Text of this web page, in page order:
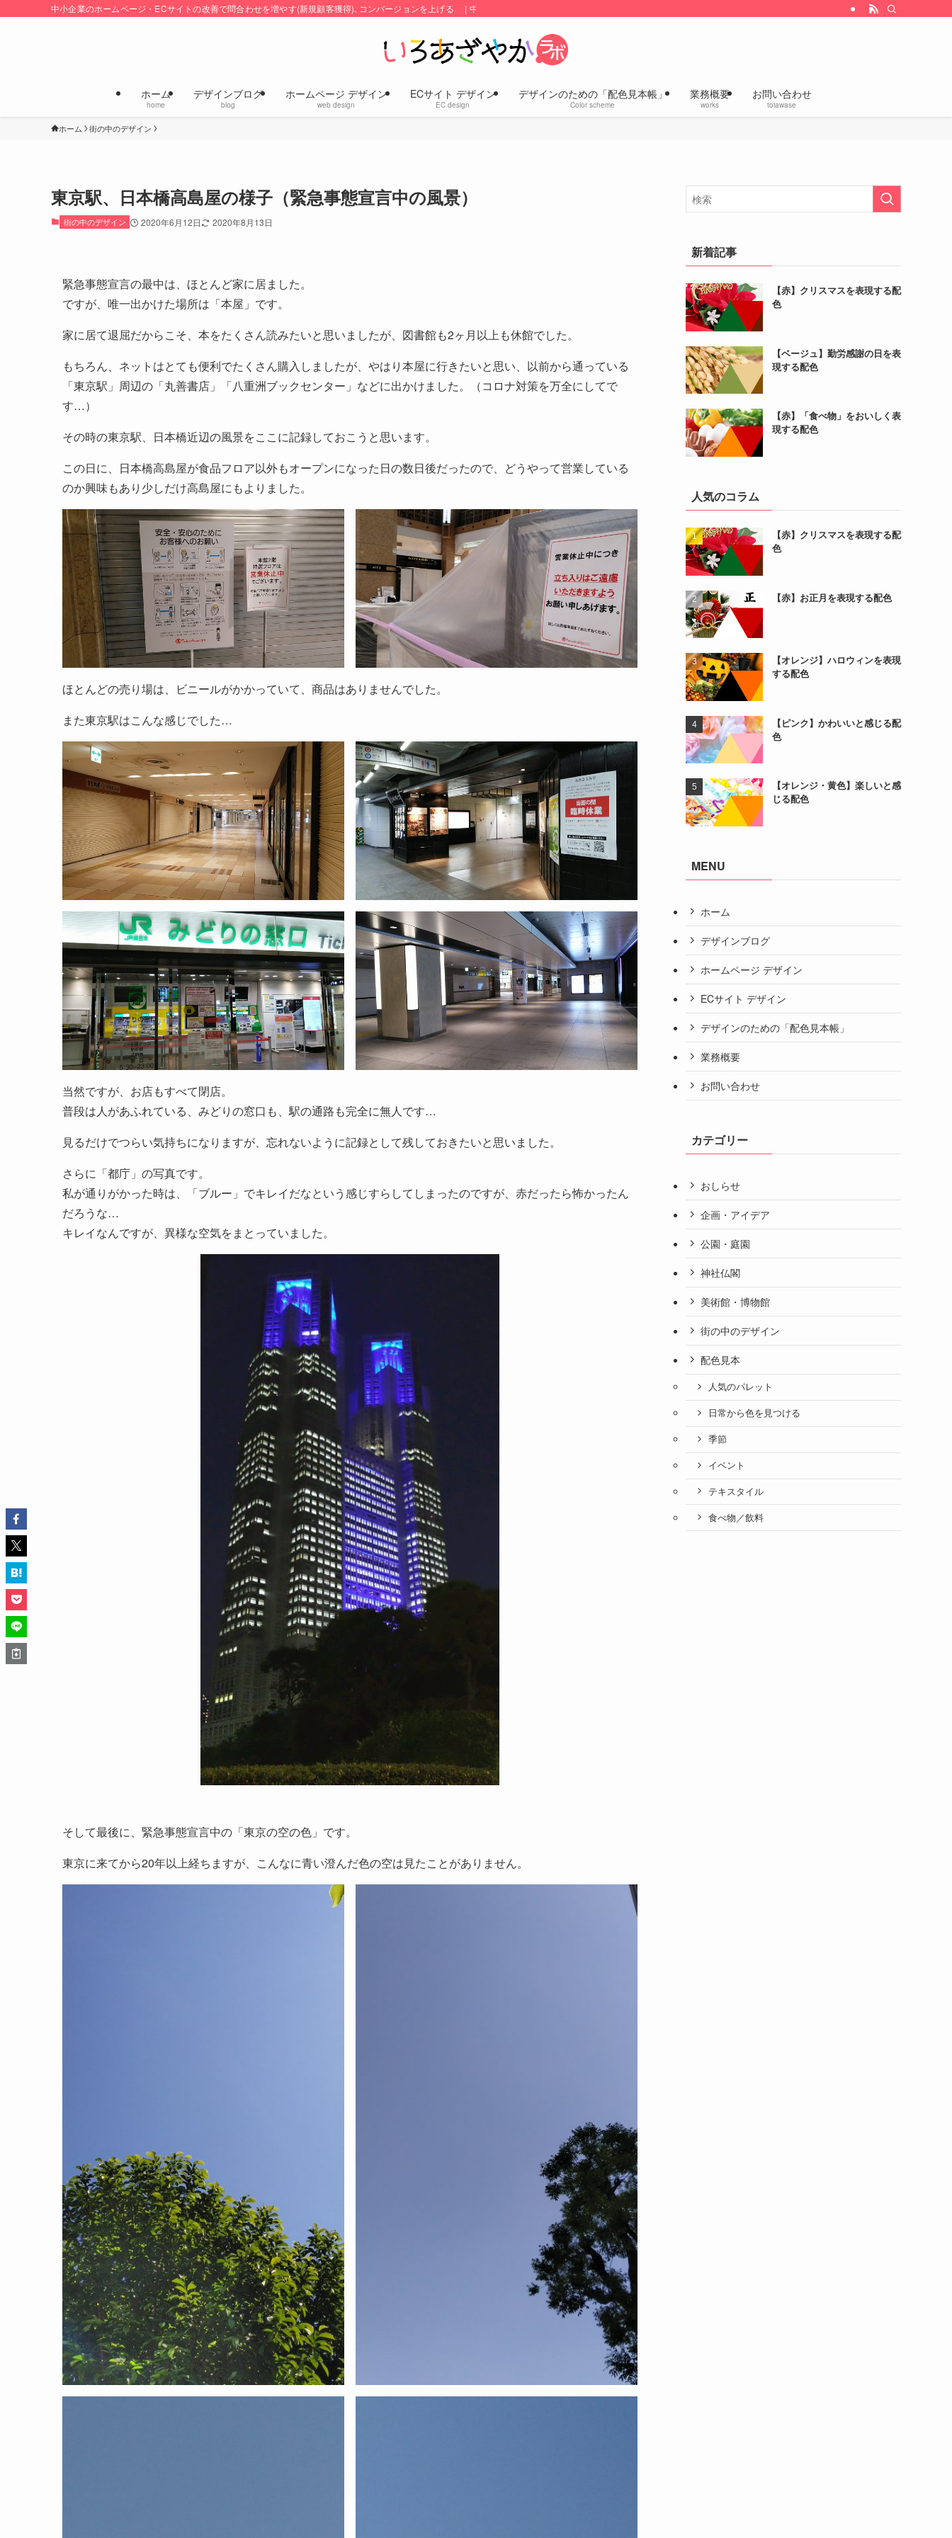
中小企業のホームページ・ECサイトの改善で問合わせを増やす(新規顧客獲得)､コンバージョンを上げる | 中小企業のホームページ・ECサイトの改善、企画デザインの「いろあざやかラボ」
ホーム
home
デザインブログ
blog
ホームページ デザイン
web design
ECサイト デザイン
EC design
デザインのための「配色見本帳」
Color scheme
業務概要
works
お問い合わせ
toiawase
ホーム 街の中のデザイン
東京駅、日本橋高島屋の様子（緊急事態宣言中の風景）
街の中のデザイン 2020年6月12日 2020年8月13日
緊急事態宣言の最中は、ほとんど家に居ました。
ですが、唯一出かけた場所は「本屋」です。
家に居て退屈だからこそ、本をたくさん読みたいと思いましたが、図書館も2ヶ月以上も休館でした。
もちろん、ネットはとても便利でたくさん購入しましたが、やはり本屋に行きたいと思い、以前から通っている
「東京駅」周辺の「丸善書店」「八重洲ブックセンター」などに出かけました。（コロナ対策を万全にしてで
す…）
その時の東京駅、日本橋近辺の風景をここに記録しておこうと思います。
この日に、日本橋高島屋が食品フロア以外もオープンになった日の数日後だったので、どうやって営業している
のか興味もあり少しだけ高島屋にもよりました。
ほとんどの売り場は、ビニールがかかっていて、商品はありませんでした。
また東京駅はこんな感じでした…
当然ですが、お店もすべて閉店。
普段は人があふれている、みどりの窓口も、駅の通路も完全に無人です…
見るだけでつらい気持ちになりますが、忘れないように記録として残しておきたいと思いました。
さらに「都庁」の写真です。
私が通りがかった時は、「ブルー」でキレイだなという感じすらしてしまったのですが、赤だったら怖かったん
だろうな…
キレイなんですが、異様な空気をまとっていました。
そして最後に、緊急事態宣言中の「東京の空の色」です。
東京に来てから20年以上経ちますが、こんなに青い澄んだ色の空は見たことがありません。
新着記事
【赤】クリスマスを表現する配
色
【ベージュ】勤労感謝の日を表
現する配色
【赤】「食べ物」をおいしく表
現する配色
人気のコラム
【赤】クリスマスを表現する配
色
【赤】お正月を表現する配色
【オレンジ】ハロウィンを表現
する配色
【ピンク】かわいいと感じる配
色
【オレンジ・黄色】楽しいと感
じる配色
MENU
ホーム
デザインブログ
ホームページ デザイン
ECサイト デザイン
デザインのための「配色見本帳」
業務概要
お問い合わせ
カテゴリー
おしらせ
企画・アイデア
公園・庭園
神社仏閣
美術館・博物館
街の中のデザイン
配色見本
人気のパレット
日常から色を見つける
季節
イベント
テキスタイル
食べ物／飲料